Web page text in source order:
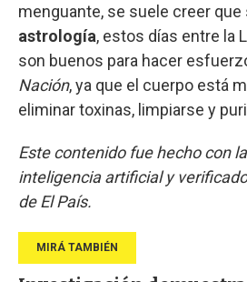
menguante, se suele creer que
astrología, estos días entre la
son buenos para hacer
Nación, ya que el cuerpo está
eliminar toxinas, limpiarse y
Este contenido fue hecho con
inteligencia artificial y
de El País.